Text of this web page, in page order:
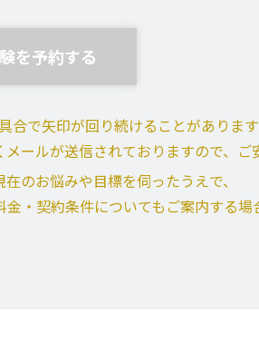
で矢印が回り続けることがあります
ールが送信されておりますので、ご
のお悩みや目標を伺ったうえで、
・契約条件についてもご案内する場